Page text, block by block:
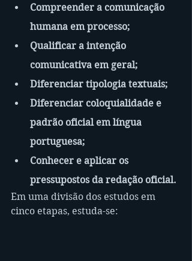
Compreender a comunicação
humana em processo;
Qualificar a intenção
comunicativa em geral;
Diferenciar tipologia textuais;
Diferenciar coloquialidade e
padrão oficial em língua
portuguesa;
Conhecer e aplicar os
pressupostos da redação oficial.
Em uma divisão dos estudos em
cinco etapas, estuda-se: